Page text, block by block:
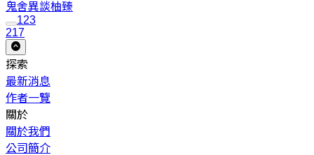
鬼舍異談柚臻
123
217
探索
最新消息
作者一覽
關於
關於我們
公司簡介